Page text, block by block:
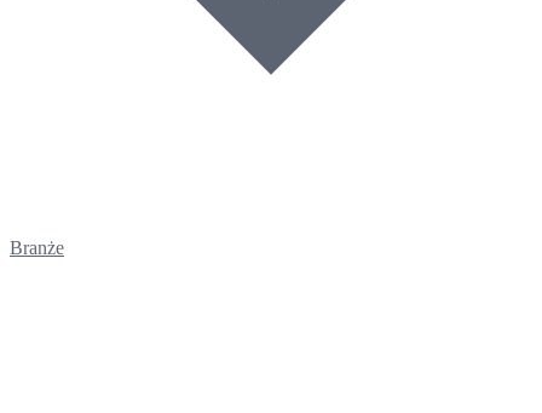
Branże